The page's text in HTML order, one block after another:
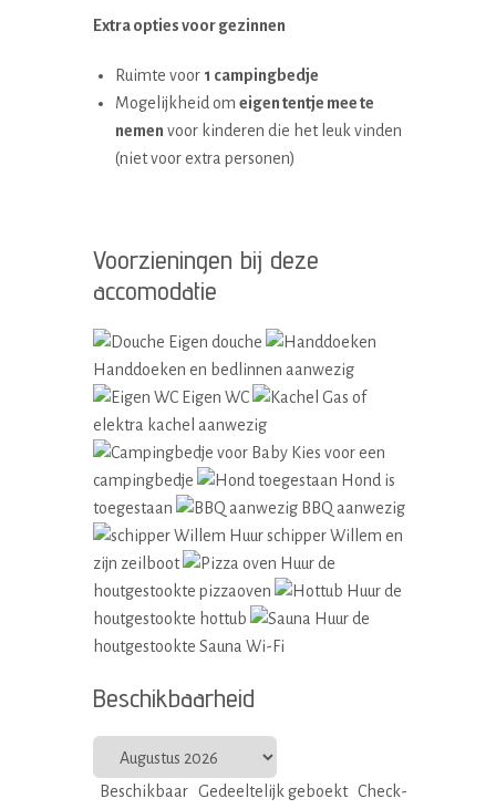
Extra opties voor gezinnen
Ruimte voor 1 campingbedje
Mogelijkheid om eigen tentje mee te
nemen voor kinderen die het leuk vinden
(niet voor extra personen)
Voorzieningen bij deze
accomodatie
Eigen douche
Handdoeken en bedlinnen aanwezig
Eigen WC
Gas of
elektra kachel aanwezig
Kies voor een
campingbedje
Hond is
toegestaan
BBQ aanwezig
Huur schipper Willem en
zijn zeilboot
Huur de
houtgestookte pizzaoven
Huur de
houtgestookte hottub
Huur de
houtgestookte Sauna Wi-Fi
Beschikbaarheid
Beschikbaar Gedeeltelijk geboekt Check-